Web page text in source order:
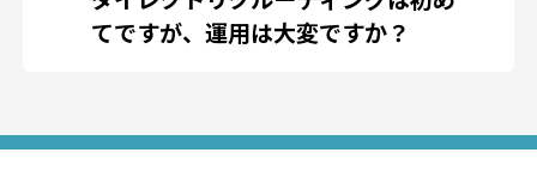
きます。
る」をします。「気になる」をし
せん（面接は除きます）。 paizaの管
ームが貴社に代わって代行します。内
てですが、運用は大変ですか？
から選考活動まで一気通貫でフォロー